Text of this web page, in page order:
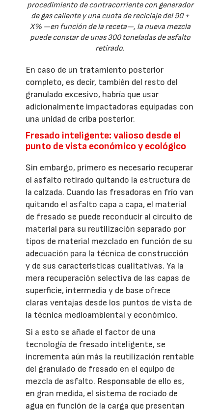
procedimiento de contracorriente con generador
de gas caliente y una cuota de reciclaje del 90 +
X% —en función de la receta—, la nueva mezcla
puede constar de unas 300 toneladas de asfalto
retirado.
En caso de un tratamiento posterior
completo, es decir, también del resto del
granulado excesivo, habría que usar
adicionalmente impactadoras equipadas con
una unidad de criba posterior.
Fresado inteligente: valioso desde el
punto de vista económico y ecológico
Sin embargo, primero es necesario recuperar
el asfalto retirado quitando la estructura de
la calzada. Cuando las fresadoras en frío van
quitando el asfalto capa a capa, el material
de fresado se puede reconducir al circuito de
material para su reutilización separado por
tipos de material mezclado en función de su
adecuación para la técnica de construcción
y de sus características cualitativas. Ya la
mera recuperación selectiva de las capas de
superficie, intermedia y de base ofrece
claras ventajas desde los puntos de vista de
la técnica medioambiental y económico.
Si a esto se añade el factor de una
tecnología de fresado inteligente, se
incrementa aún más la reutilización rentable
del granulado de fresado en el equipo de
mezcla de asfalto. Responsable de ello es,
en gran medida, el sistema de rociado de
agua en función de la carga que presentan